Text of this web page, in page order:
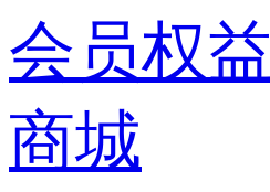
会员权益
商城